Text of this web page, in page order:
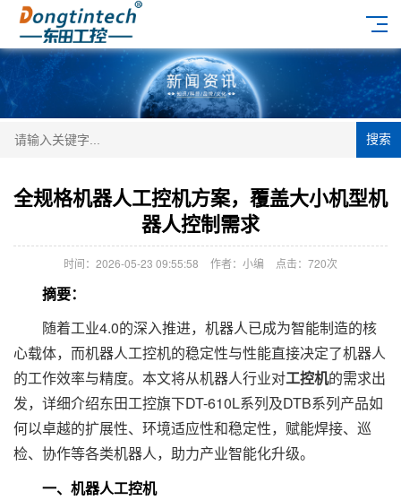
搜索
全规格机器人工控机方案，覆盖大小机型机
器人控制需求
时间：2026-05-23 09:55:58 作者：小编 点击： 720次
摘要：
随着工业4.0的深入推进，机器人已成为智能制造的核
心载体，而机器人工控机的稳定性与性能直接决定了机器人
的工作效率与精度。本文将从机器人行业对工控机的需求出
发，详细介绍东田工控旗下DT-610L系列及DTB系列产品如
何以卓越的扩展性、环境适应性和稳定性，赋能焊接、巡
检、协作等各类机器人，助力产业智能化升级。
一、机器人工控机